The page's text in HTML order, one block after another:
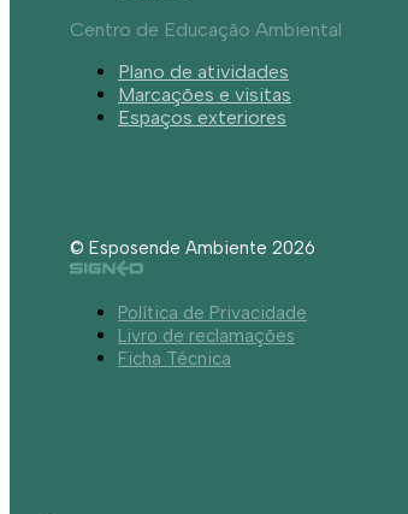
Centro de Educação Ambiental
Plano de atividades
Marcações e visitas
Espaços exteriores
© Esposende Ambiente 2026
Política de Privacidade
Livro de reclamações
Ficha Técnica